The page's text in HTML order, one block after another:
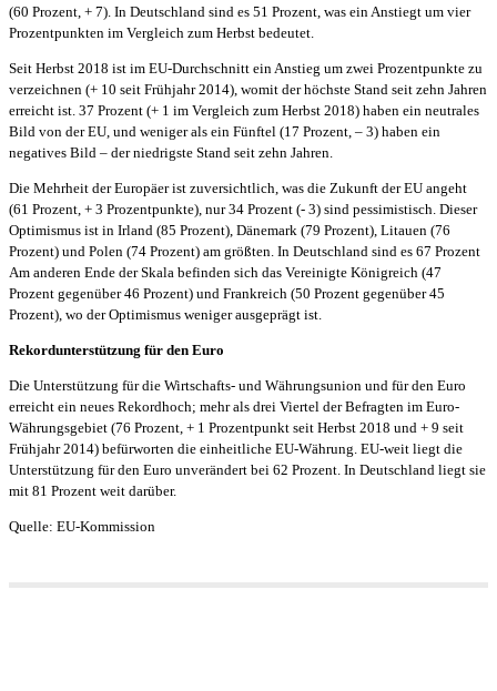
(60 Prozent, + 7). In Deutschland sind es 51 Prozent, was ein Anstiegt um vier
Prozentpunkten im Vergleich zum Herbst bedeutet.
Seit Herbst 2018 ist im EU-Durchschnitt ein Anstieg um zwei Prozentpunkte zu
verzeichnen (+ 10 seit Frühjahr 2014), womit der höchste Stand seit zehn Jahren
erreicht ist. 37 Prozent (+ 1 im Vergleich zum Herbst 2018) haben ein neutrales
Bild von der EU, und weniger als ein Fünftel (17 Prozent, – 3) haben ein
negatives Bild – der niedrigste Stand seit zehn Jahren.
Die Mehrheit der Europäer ist zuversichtlich, was die Zukunft der EU angeht
(61 Prozent, + 3 Prozentpunkte), nur 34 Prozent (- 3) sind pessimistisch. Dieser
Optimismus ist in Irland (85 Prozent), Dänemark (79 Prozent), Litauen (76
Prozent) und Polen (74 Prozent) am größten. In Deutschland sind es 67 Prozent
Am anderen Ende der Skala befinden sich das Vereinigte Königreich (47
Prozent gegenüber 46 Prozent) und Frankreich (50 Prozent gegenüber 45
Prozent), wo der Optimismus weniger ausgeprägt ist.
Rekordunterstützung für den Euro
Die Unterstützung für die Wirtschafts- und Währungsunion und für den Euro
erreicht ein neues Rekordhoch; mehr als drei Viertel der Befragten im Euro-
Währungsgebiet (76 Prozent, + 1 Prozentpunkt seit Herbst 2018 und + 9 seit
Frühjahr 2014) befürworten die einheitliche EU-Währung. EU-weit liegt die
Unterstützung für den Euro unverändert bei 62 Prozent. In Deutschland liegt sie
mit 81 Prozent weit darüber.
Quelle: EU-Kommission